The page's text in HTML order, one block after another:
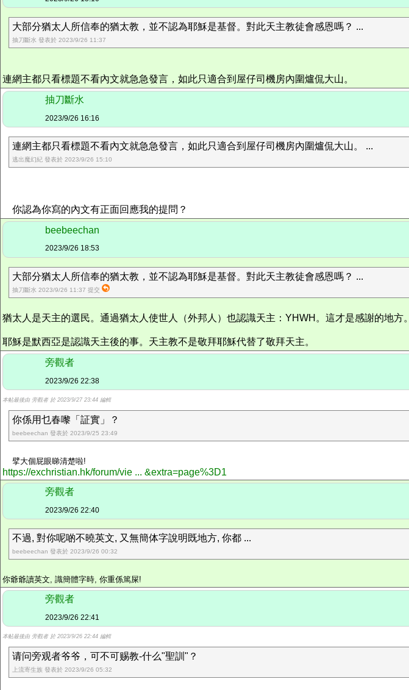
大部分猶太人所信奉的猶太教，並不認為耶穌是基督。對此天主教徒會感恩嗎？ ...
抽刀斷水 發表於 2023/9/26 11:37
連網主都只看標題不看內文就急急發言，如此只適合到屋仔司機房內圍爐侃大山。
抽刀斷水
2023/9/26 16:16
連網主都只看標題不看內文就急急發言，如此只適合到屋仔司機房內圍爐侃大山。 ...
逃出魔幻紀 發表於 2023/9/26 15:10
你認為你寫的內文有正面回應我的提問？
beebeechan
2023/9/26 18:53
大部分猶太人所信奉的猶太教，並不認為耶穌是基督。對此天主教徒會感恩嗎？ ...
抽刀斷水 2023/9/26 11:37 提交
猶太人是天主的選民。通過猶太人使世人（外邦人）也認識天主：YHWH。這才是感謝的地方。
耶穌是默西亞是認識天主後的事。天主教不是敬拜耶穌代替了敬拜天主。
旁觀者
2023/9/26 22:38
本帖最後由 旁觀者 於 2023/9/27 23:44 編輯
你係用乜春嚟「証實」？
beebeechan 發表於 2023/9/25 23:49
擘大個屁眼睇清楚啦!
https://exchristian.hk/forum/vie ... &extra=page%3D1
旁觀者
2023/9/26 22:40
不過, 對你呢啲不曉英文, 又無簡体字說明既地方, 你都 ...
beebeechan 發表於 2023/9/26 00:32
你爺爺讀英文, 識簡體字時, 你重係篤屎!
旁觀者
2023/9/26 22:41
本帖最後由 旁觀者 於 2023/9/26 22:44 編輯
请问旁观者爷爷，可不可赐教-什么"聖訓"？
上流寄生族 發表於 2023/9/26 05:32